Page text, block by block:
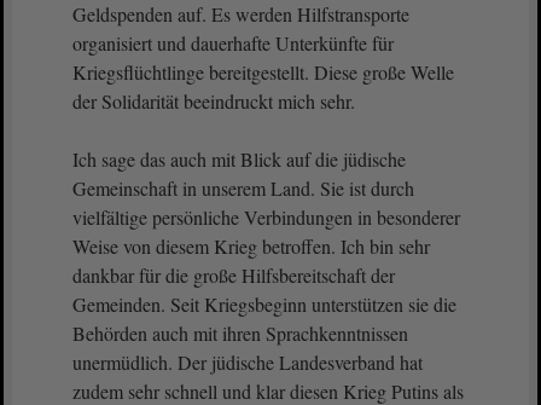
Geldspenden auf. Es werden Hilfstransporte
organisiert und dauerhafte Unterkünfte für
Kriegsflüchtlinge bereitgestellt. Diese große Welle
der Solidarität beeindruckt mich sehr.
Ich sage das auch mit Blick auf die jüdische
Gemeinschaft in unserem Land. Sie ist durch
vielfältige persönliche Verbindungen in besonderer
Weise von diesem Krieg betroffen. Ich bin sehr
dankbar für die große Hilfsbereitschaft der
Gemeinden. Seit Kriegsbeginn unterstützen sie die
Behörden auch mit ihren Sprachkenntnissen
unermüdlich. Der jüdische Landesverband hat
zudem sehr schnell und klar diesen Krieg Putins als